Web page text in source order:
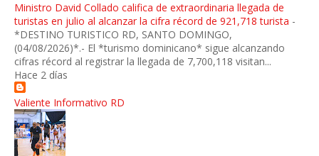
Ministro David Collado califica de extraordinaria llegada de
turistas en julio al alcanzar la cifra récord de 921,718 turista -
*DESTINO TURISTICO RD, SANTO DOMINGO,
(04/08/2026)*.- El *turismo dominicano* sigue alcanzando
cifras récord al registrar la llegada de 7,700,118 visitan...
Hace 2 días
Valiente Informativo RD